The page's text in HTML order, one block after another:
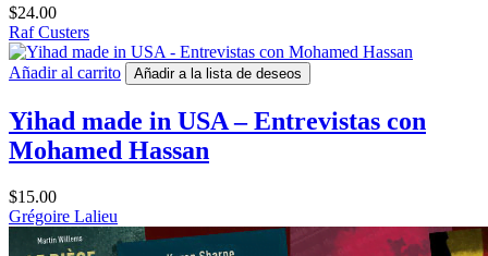
$24.00
Raf Custers
Añadir al carrito Añadir a la lista de deseos
Yihad made in USA – Entrevistas con
Mohamed Hassan
$15.00
Grégoire Lalieu